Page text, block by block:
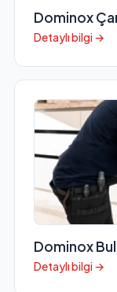
Dominox
Detaylı bilgi →
Dominox
Detaylı bilgi →